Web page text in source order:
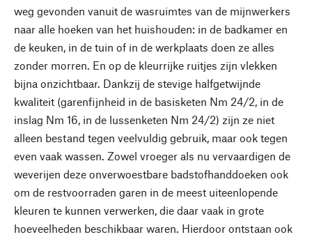
weg gevonden vanuit de wasruimtes van de mijnwerkers
naar alle hoeken van het huishouden: in de badkamer en
de keuken, in de tuin of in de werkplaats doen ze alles
zonder morren. En op de kleurrijke ruitjes zijn vlekken
bijna onzichtbaar. Dankzij de stevige halfgetwijnde
kwaliteit (garenfijnheid in de basisketen Nm 24/2, in de
inslag Nm 16, in de lussenketen Nm 24/2) zijn ze niet
alleen bestand tegen veelvuldig gebruik, maar ook tegen
even vaak wassen. Zowel vroeger als nu vervaardigen de
weverijen deze onverwoestbare badstofhanddoeken ook
om de restvoorraden garen in de meest uiteenlopende
kleuren te kunnen verwerken, die daar vaak in grote
hoeveelheden beschikbaar waren. Hierdoor ontstaan ook